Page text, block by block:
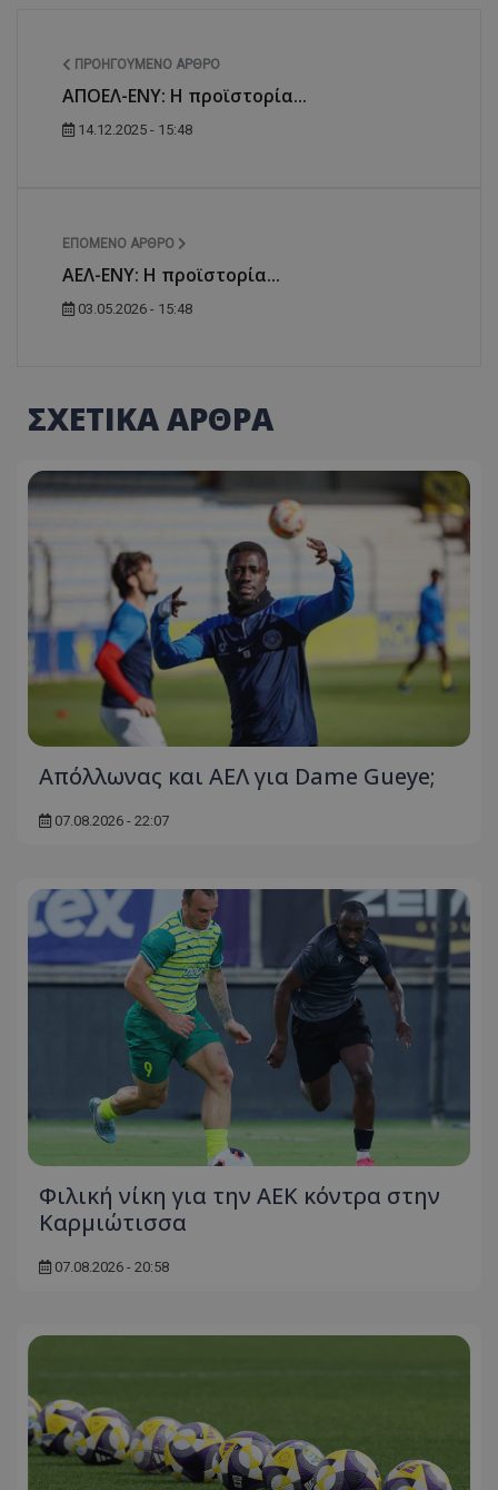
ΠΡΟΗΓΟΎΜΕΝΟ ΆΡΘΡΟ
ΑΠΟΕΛ-ΕΝΥ: Η προϊστορία...
14.12.2025 - 15:48
ΕΠΌΜΕΝΟ ΆΡΘΡΟ
ΑΕΛ-ΕΝΥ: Η προϊστορία...
03.05.2026 - 15:48
ΣΧΕΤΙΚΑ ΑΡΘΡΑ
Απόλλωνας και ΑΕΛ για Dame Gueye;
07.08.2026 - 22:07
Φιλική νίκη για την ΑΕΚ κόντρα στην
Καρμιώτισσα
07.08.2026 - 20:58